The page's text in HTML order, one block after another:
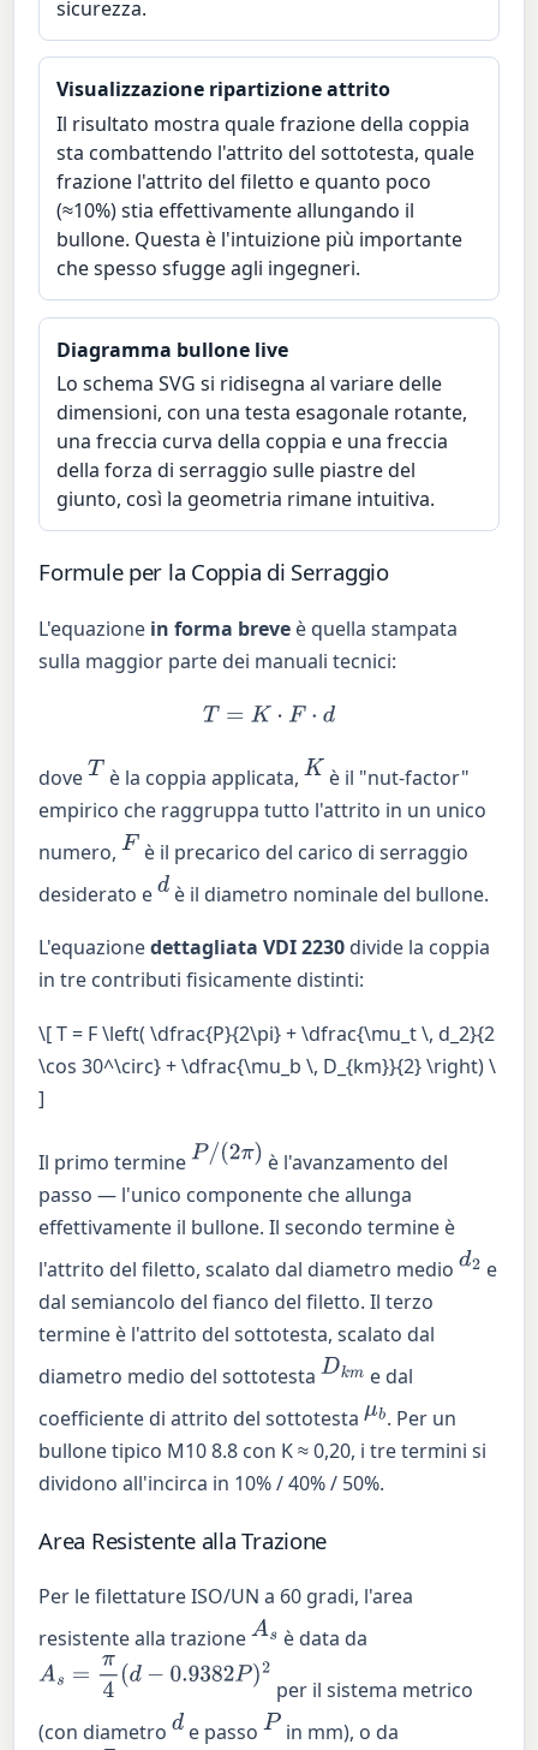
sicurezza.
Visualizzazione ripartizione attrito
Il risultato mostra quale frazione della coppia
sta combattendo l'attrito del sottotesta, quale
frazione l'attrito del filetto e quanto poco
(≈10%) stia effettivamente allungando il
bullone. Questa è l'intuizione più importante
che spesso sfugge agli ingegneri.
Diagramma bullone live
Lo schema SVG si ridisegna al variare delle
dimensioni, con una testa esagonale rotante,
una freccia curva della coppia e una freccia
della forza di serraggio sulle piastre del
giunto, così la geometria rimane intuitiva.
Formule per la Coppia di Serraggio
L'equazione in forma breve è quella stampata
sulla maggior parte dei manuali tecnici:
T =K⋅ F ⋅d
doveT è la coppia applicata, K è il "nut-factor"
empirico che raggruppa tutto l'attrito in un unico
numero,F è il precarico del carico di serraggio
desiderato ed è il diametro nominale del bullone.
L'equazionedettagliata VDI 2230 divide la coppia
in tre contributi fisicamente distinti:
\[ T = F \left( \dfrac{P}{2\pi} + \dfrac{\mu_t \, d_2}{2
\cos 30^\circ} + \dfrac{\mu_b \, D_{km}}{2} \right) \
]
Il primo termineP/(2π)
è l'avanzamento del
passo — l'unico componente che allunga
effettivamente il bullone. Il secondo termine è
l'attrito del filetto, scalato dal diametro mediod2 e
dal semiancolo del fianco del filetto. Il terzo
termine è l'attrito del sottotesta, scalato dal
diametro medio del sottotestaDkm e dal
coefficiente di attrito del sottotestaμb. Per un
bullone tipico M10 8.8 con K ≈ 0,20, i tre termini si
dividono all'incirca in 10% / 40% / 50%.
Area Resistente alla Trazione
Per le filettature ISO/UN a 60 gradi, l'area
resistente alla trazioneAs è data da
As= π4 (d−0.9382P)2
per il sistema metrico
(con diametrod e passoP in mm), o da